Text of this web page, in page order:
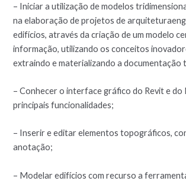
– Iniciar a utilização de modelos
na elaboração de projetos de
edifícios, através da criação de um modelo
informação, utilizando os conceitos
extraindo e materializando a documentação
– Conhecer o interface gráfico do Revit e do
principais funcionalidades;
– Inserir e editar elementos topográficos,
anotação;
– Modelar edifícios com recurso a